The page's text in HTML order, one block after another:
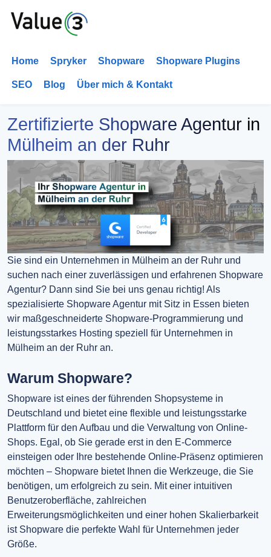
Home Spryker Shopware Shopware Plugins
SEO Blog Über mich & Kontakt
Zertifizierte Shopware Agentur in
Mülheim an der Ruhr
Sie sind ein Unternehmen in Mülheim an der Ruhr und
suchen nach einer zuverlässigen und erfahrenen Shopware
Agentur? Dann sind Sie bei uns genau richtig! Als
spezialisierte Shopware Agentur mit Sitz in Essen bieten
wir maßgeschneiderte Shopware-Programmierung und
leistungsstarkes Hosting speziell für Unternehmen in
Mülheim an der Ruhr an.
Warum Shopware?
Shopware ist eines der führenden Shopsysteme in
Deutschland und bietet eine flexible und leistungsstarke
Plattform für den Aufbau und die Verwaltung von Online-
Shops. Egal, ob Sie gerade erst in den E-Commerce
einsteigen oder Ihre bestehende Online-Präsenz optimieren
möchten – Shopware bietet Ihnen die Werkzeuge, die Sie
benötigen, um erfolgreich zu sein. Mit einer intuitiven
Benutzeroberfläche, zahlreichen
Erweiterungsmöglichkeiten und einer hohen Skalierbarkeit
ist Shopware die perfekte Wahl für Unternehmen jeder
Größe.